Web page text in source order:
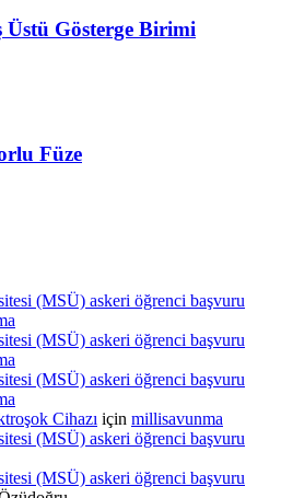
Gösterge Birimi
Füze
(MSÜ) askeri öğrenci başvuru
(MSÜ) askeri öğrenci başvuru
(MSÜ) askeri öğrenci başvuru
Cihazı için millisavunma
(MSÜ) askeri öğrenci başvuru
(MSÜ) askeri öğrenci başvuru